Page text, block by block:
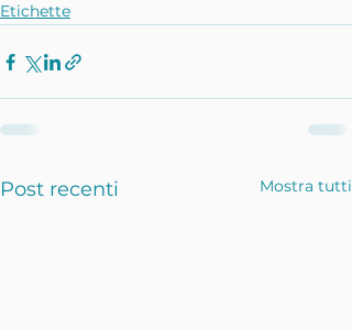
Etichette
Post recenti Mostra tutti